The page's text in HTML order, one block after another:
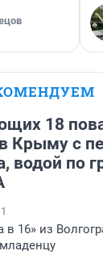
18
Крыму с
водой по
16» из